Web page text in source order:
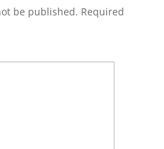
be published. Required